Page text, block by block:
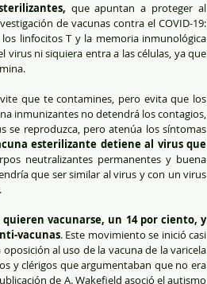
que apuntan a proteger al
de vacunas contra el COVID-19:
linfocitos T y la memoria inmunológica
virus ni siquiera entra a las células, ya que
que te contamines, pero evita que los
inmunizantes no detendrá los contagios,
se reproduzca, pero atenúa los síntomas
esterilizante detiene al virus que
neutralizantes permanentes y buena
que ser similar al virus y con un virus
vacunarse, un 14 por ciento, y
vacunas. Este movimiento se inició casi
al uso de la vacuna de la varicela
y clérigos que argumentaban que no era
de A. Wakefield asoció el autismo